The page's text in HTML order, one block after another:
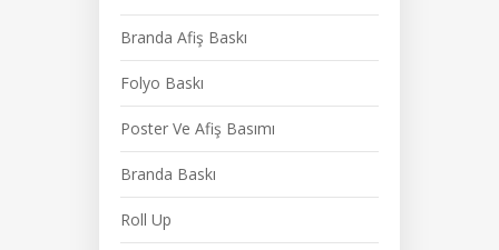
Branda Afiş Baskı
Folyo Baskı
Poster Ve Afiş Basımı
Branda Baskı
Roll Up